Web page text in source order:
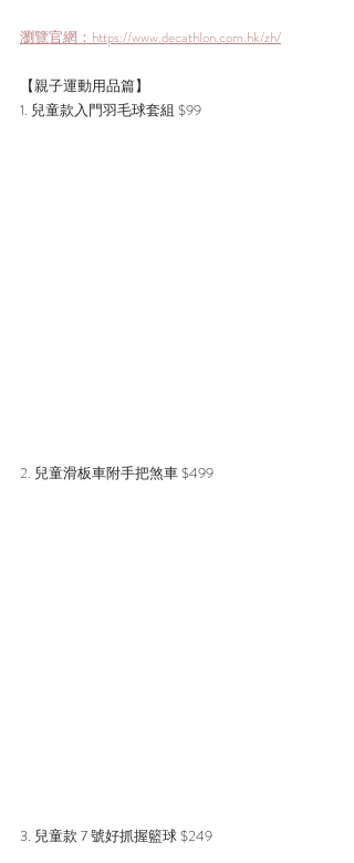
瀏覽官網：https://www.decathlon.com.hk/zh/
【親子運動用品篇】
1. 兒童款入門羽毛球套組 $99
2. 兒童滑板車附手把煞車 $499
3. 兒童款 7 號好抓握籃球 $249